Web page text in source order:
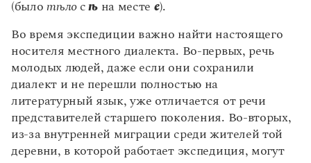
(былотѣло с ѣна месте е).
Во время экспедиции важно найти настоящего
носителя местного диалекта. Во-первых, речь
молодых людей, даже если они сохранили
диалект и не перешли полностью на
литературный язык, уже отличается от речи
представителей старшего поколения. Во-вторых,
из-за внутренней миграции среди жителей той
деревни, в которой работает экспедиция, могут